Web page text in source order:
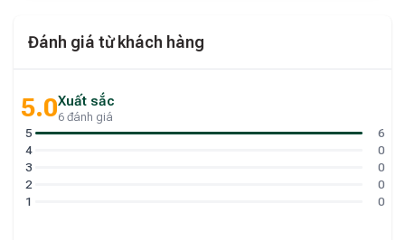
Đánh giá từ khách hàng
5.0Xuất sắc
6 đánh giá
5
6
4
0
3
0
2
0
1
0